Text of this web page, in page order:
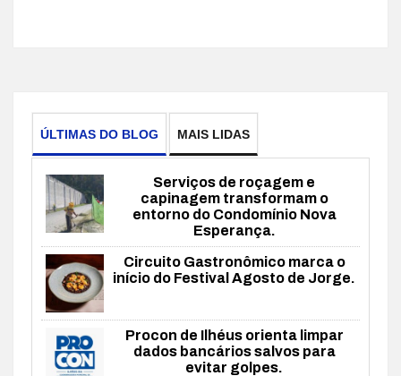
ÚLTIMAS DO BLOG MAIS LIDAS
Serviços de roçagem e
capinagem transformam o
entorno do Condomínio Nova
Esperança.
Circuito Gastronômico marca o
início do Festival Agosto de Jorge.
Procon de Ilhéus orienta limpar
dados bancários salvos para
evitar golpes.